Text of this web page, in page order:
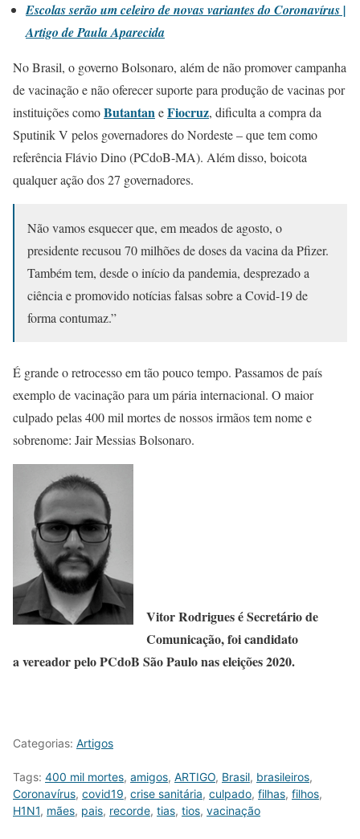
Escolas serão um celeiro de novas variantes do Coronavírus |
Artigo de Paula Aparecida
No Brasil, o governo Bolsonaro, além de não promover campanha
de vacinação e não oferecer suporte para produção de vacinas por
instituições comoButantaneFiocruz, dificulta a compra da
Sputinik V pelos governadores do Nordeste – que tem como
referência Flávio Dino (PCdoB-MA). Além disso, boicota
qualquer ação dos 27 governadores.
Não vamos esquecer que, em meados de agosto, o
presidente recusou 70 milhões de doses da vacina da Pfizer.
Também tem, desde o início da pandemia, desprezado a
ciência e promovido notícias falsas sobre a Covid-19 de
forma contumaz.”
É grande o retrocesso em tão pouco tempo. Passamos de país
exemplo de vacinação para um pária internacional. O maior
culpado pelas 400 mil mortes de nossos irmãos tem nome e
sobrenome: Jair Messias Bolsonaro.
Vitor Rodrigues é Secretário de
Comunicação, foi candidato
a vereador pelo PCdoB São Paulo nas eleições 2020.
Categorias: Artigos
Tags: 400 mil mortes, amigos, ARTIGO, Brasil, brasileiros,
Coronavírus, covid19, crise sanitária, culpado, filhas, filhos,
H1N1, mães, pais, recorde, tias, tios, vacinação